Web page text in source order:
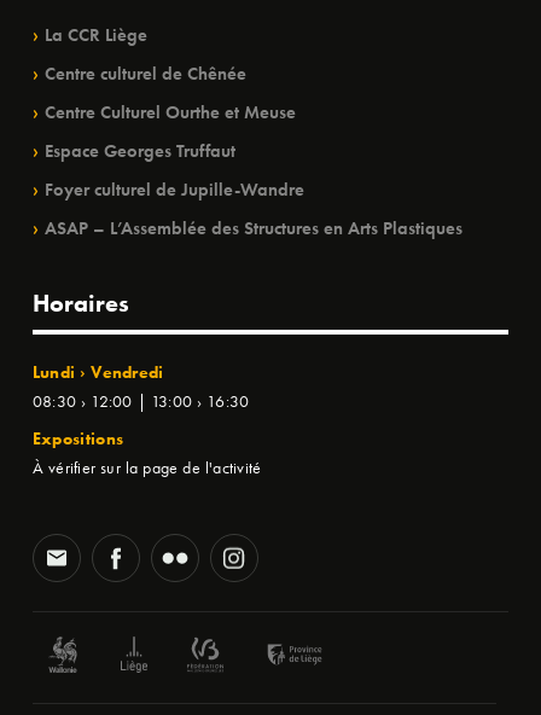
La CCR Liège
Centre culturel de Chênée
Centre Culturel Ourthe et Meuse
Espace Georges Truffaut
Foyer culturel de Jupille-Wandre
ASAP – L’Assemblée des Structures en Arts Plastiques
Horaires
Lundi › Vendredi
08:30 › 12:00 | 13:00 › 16:30
Expositions
À vérifier sur la page de l'activité